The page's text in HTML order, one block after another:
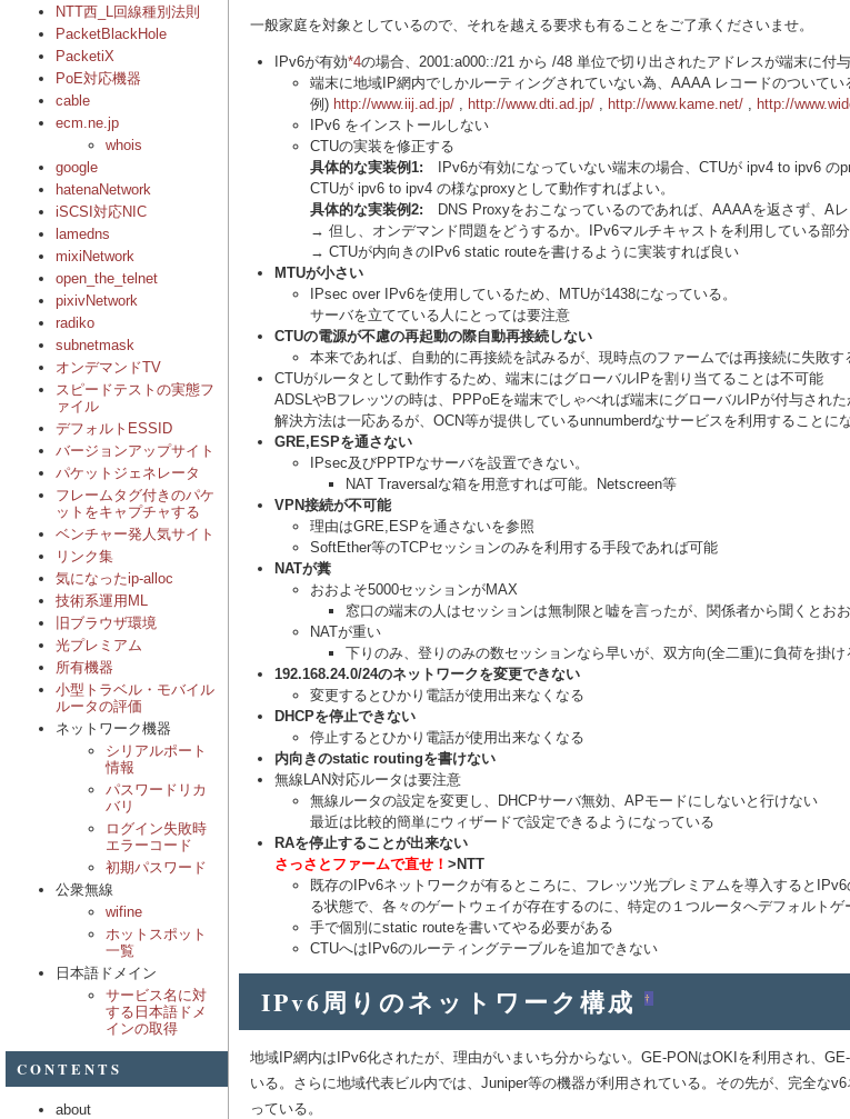
NTT西_L回線種別法則
PacketBlackHole
PacketiX
PoE対応機器
cable
ecm.ne.jp
whois
google
hatenaNetwork
iSCSI対応NIC
lamedns
mixiNetwork
open_the_telnet
pixivNetwork
radiko
subnetmask
オンデマンドTV
スピードテストの実態フ
ァイル
デフォルトESSID
バージョンアップサイト
パケットジェネレータ
フレームタグ付きのパケ
ットをキャプチャする
ベンチャー発人気サイト
リンク集
気になったip-alloc
技術系運用ML
旧ブラウザ環境
光プレミアム
所有機器
小型トラベル・モバイル
ルータの評価
ネットワーク機器
シリアルポート
情報
パスワードリカ
バリ
ログイン失敗時
エラーコード
初期パスワード
公衆無線
wifine
ホットスポット
一覧
日本語ドメイン
サービス名に対
する日本語ドメ
インの取得
CONTENTS
about
一般家庭を対象としているので、それを越える要求も有ることをご了承くださいませ。
IPv6が有効*4の場合、2001:a000::/21 から /48 単位で切り出されたアドレスが端末に付
端末に地域IP網内でしかルーティングされていない為、AAAA レコードのついてい
例) http://www.iij.ad.jp/ , http://www.dti.ad.jp/ , http://www.kame.net/ , http://
IPv6 をインストールしない
CTUの実装を修正する
具体的な実装例1: IPv6が有効になっていない端末の場合、CTUが ipv4 to ipv6 の
CTUが ipv6 to ipv4 の様なproxyとして動作すればよい。
具体的な実装例2: DNS Proxyをおこなっているのであれば、AAAAを返さず、A
→ 但し、オンデマンド問題をどうするか。IPv6マルチキャストを利用している部分
→ CTUが内向きのIPv6 static routeを書けるように実装すれば良い
MTUが小さい
IPsec over IPv6を使用しているため、MTUが1438になっている。
サーバを立てている人にとっては要注意
CTUの電源が不慮の再起動の際自動再接続しない
本来であれば、自動的に再接続を試みるが、現時点のファームでは再接続に失敗
CTUがルータとして動作するため、端末にはグローバルIPを割り当てることは不可能
ADSLやBフレッツの時は、PPPoEを端末でしゃべれば端末にグローバルIPが付与され
解決方法は一応あるが、OCN等が提供しているunnumberdなサービスを利用することに
GRE,ESPを通さない
IPsec及びPPTPなサーバを設置できない。
NAT Traversalな箱を用意すれば可能。Netscreen等
VPN接続が不可能
理由はGRE,ESPを通さないを参照
SoftEther等のTCPセッションのみを利用する手段であれば可能
NATが糞
おおよそ5000セッションがMAX
窓口の端末の人はセッションは無制限と嘘を言ったが、関係者から聞くとお
NATが重い
下りのみ、登りのみの数セッションなら早いが、双方向(全二重)に負荷を掛
192.168.24.0/24のネットワークを変更できない
変更するとひかり電話が使用出来なくなる
DHCPを停止できない
停止するとひかり電話が使用出来なくなる
内向きのstatic routingを書けない
無線LAN対応ルータは要注意
無線ルータの設定を変更し、DHCPサーバ無効、APモードにしないと行けない
最近は比較的簡単にウィザードで設定できるようになっている
RAを停止することが出来ない
さっさとファームで直せ！ >NTT
既存のIPv6ネットワークが有るところに、フレッツ光プレミアムを導入すると
る状態で、各々のゲートウェイが存在するのに、特定の１つルータへデフォルトゲ
手で個別にstatic routeを書いてやる必要がある
CTUへはIPv6のルーティングテーブルを追加できない
IPv6周りのネットワーク構成 †
地域IP網内はIPv6化されたが、理由がいまいち分からない。GE-PONはOKIを利用され、
いる。さらに地域代表ビル内では、Juniper等の機器が利用されている。その先が、完全な
っている。